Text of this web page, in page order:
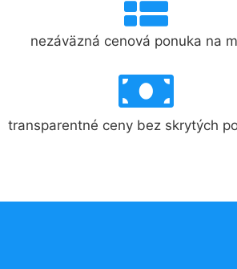
nezáväzná cenová ponuka na
transparentné ceny bez skrytých